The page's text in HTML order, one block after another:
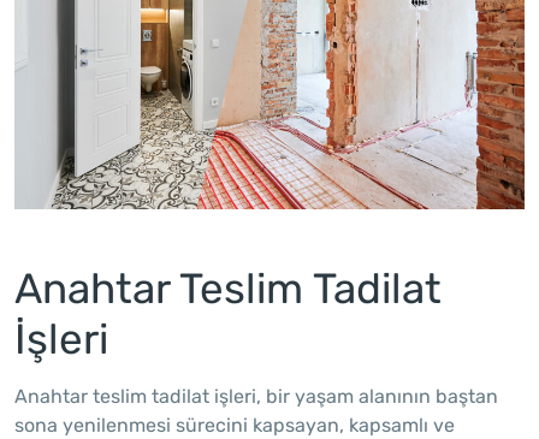
Anahtar Teslim Tadilat
İşleri
Anahtar teslim tadilat işleri, bir yaşam alanının baştan
sona yenilenmesi sürecini kapsayan, kapsamlı ve